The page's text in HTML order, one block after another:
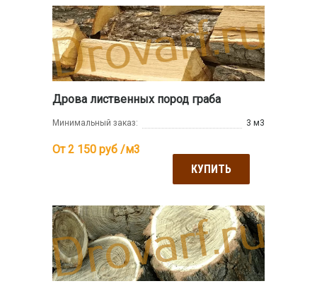
Дрова лиственных пород граба
Минимальный заказ: 3 м3
От 2 150 руб /м3
КУПИТЬ